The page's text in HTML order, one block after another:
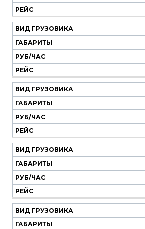
Вид
грузовика
Габариты
Руб/
час
РЕЙС
ВИД ГРУЗОВИКА
ГАБАРИТЫ
РУБ/ЧАС
РЕЙС
ВИД ГРУЗОВИКА
ГАБАРИТЫ
РУБ/ЧАС
РЕЙС
ВИД ГРУЗОВИКА
ГАБАРИТЫ
РУБ/ЧАС
РЕЙС
ВИД ГРУЗОВИКА
ГАБАРИТЫ